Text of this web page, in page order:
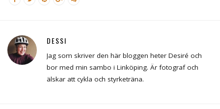
DESSI
Jag som skriver den här bloggen heter Desiré och
bor med min sambo i Linköping. Är fotograf och
älskar att cykla och styrketräna.